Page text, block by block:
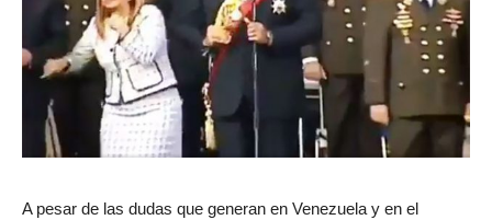
A pesar de las dudas que generan en Venezuela y en el